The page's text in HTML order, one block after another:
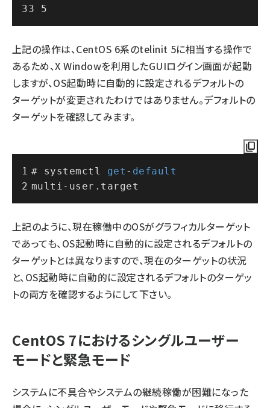
3 5
上記の操作は、CentOS 6系のtelinit 5に相当する操作で
あるため、X Windowを利用したGUIログイン画面が起動
しますが、OS起動時に自動的に設定されるデフォルトの
ターゲットが変更されたわけではありません。デフォルトの
ターゲットを確認してみます。
# systemctl get - default
multi - user.target
上記のように、現在稼働中のOSがグラフィカルターゲット
であっても、OS起動時に自動的に設定されるデフォルトの
ターゲットとは異なりますので、現在のターゲットの状況
と、OS起動時に自動的に設定されるデフォルトのターゲッ
トの両方を確認するようにして下さい。
CentOS 7におけるシングルユーザー
モードと緊急モード
システムに不具合やシステムの継続稼働が困難になった